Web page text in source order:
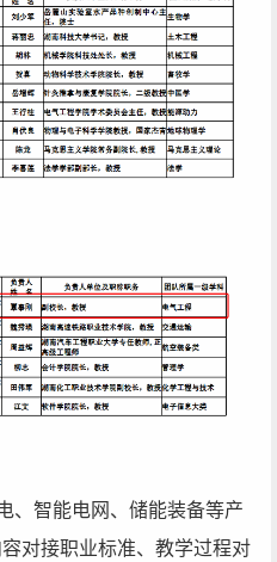
、智能电网、储能装备等产
对接职业标准、教学过程对